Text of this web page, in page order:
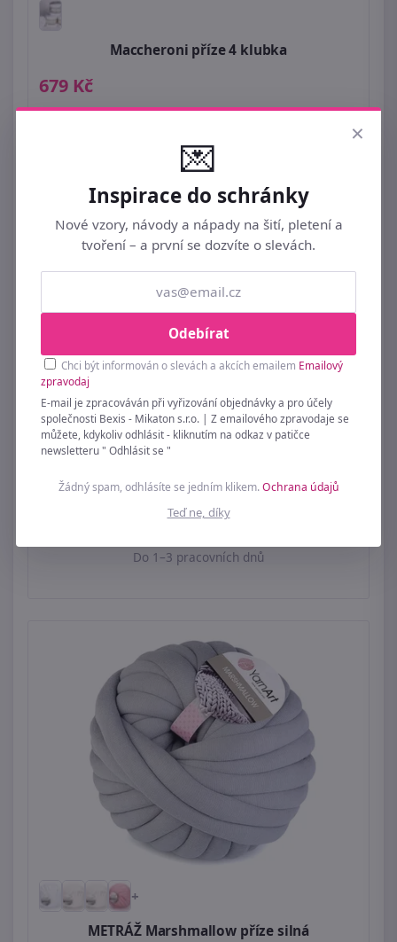
Maccheroni příze 4 klubka
679 Kč
Extra silná příze 1000 g česaná melír
Do 1–3 pracovních dnů
+
METRÁŽ Marshmallow příze silná
×
💌
Inspirace do schránky
Nové vzory, návody a nápady na šití, pletení a
tvoření – a první se dozvíte o slevách.
Odebírat
Chci být informován o slevách a akcích emailem Emailový
zpravodaj
E-mail je zpracováván při vyřizování objednávky a pro účely
společnosti Bexis - Mikaton s.r.o. | Z emailového zpravodaje se
můžete, kdykoliv odhlásit - kliknutím na odkaz v patičce
newsletteru " Odhlásit se "
Žádný spam, odhlásíte se jedním klikem.Ochrana údajů
Teď ne, díky